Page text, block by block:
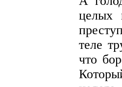
целых
теле
что